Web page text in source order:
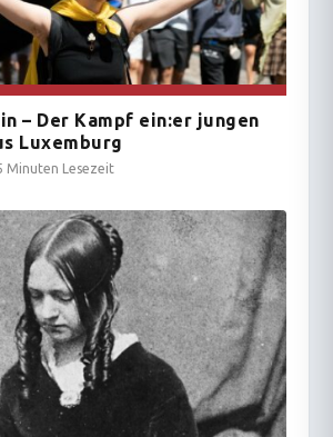
– Der Kampf ein:er jungen
Luxemburg
Minuten Lesezeit